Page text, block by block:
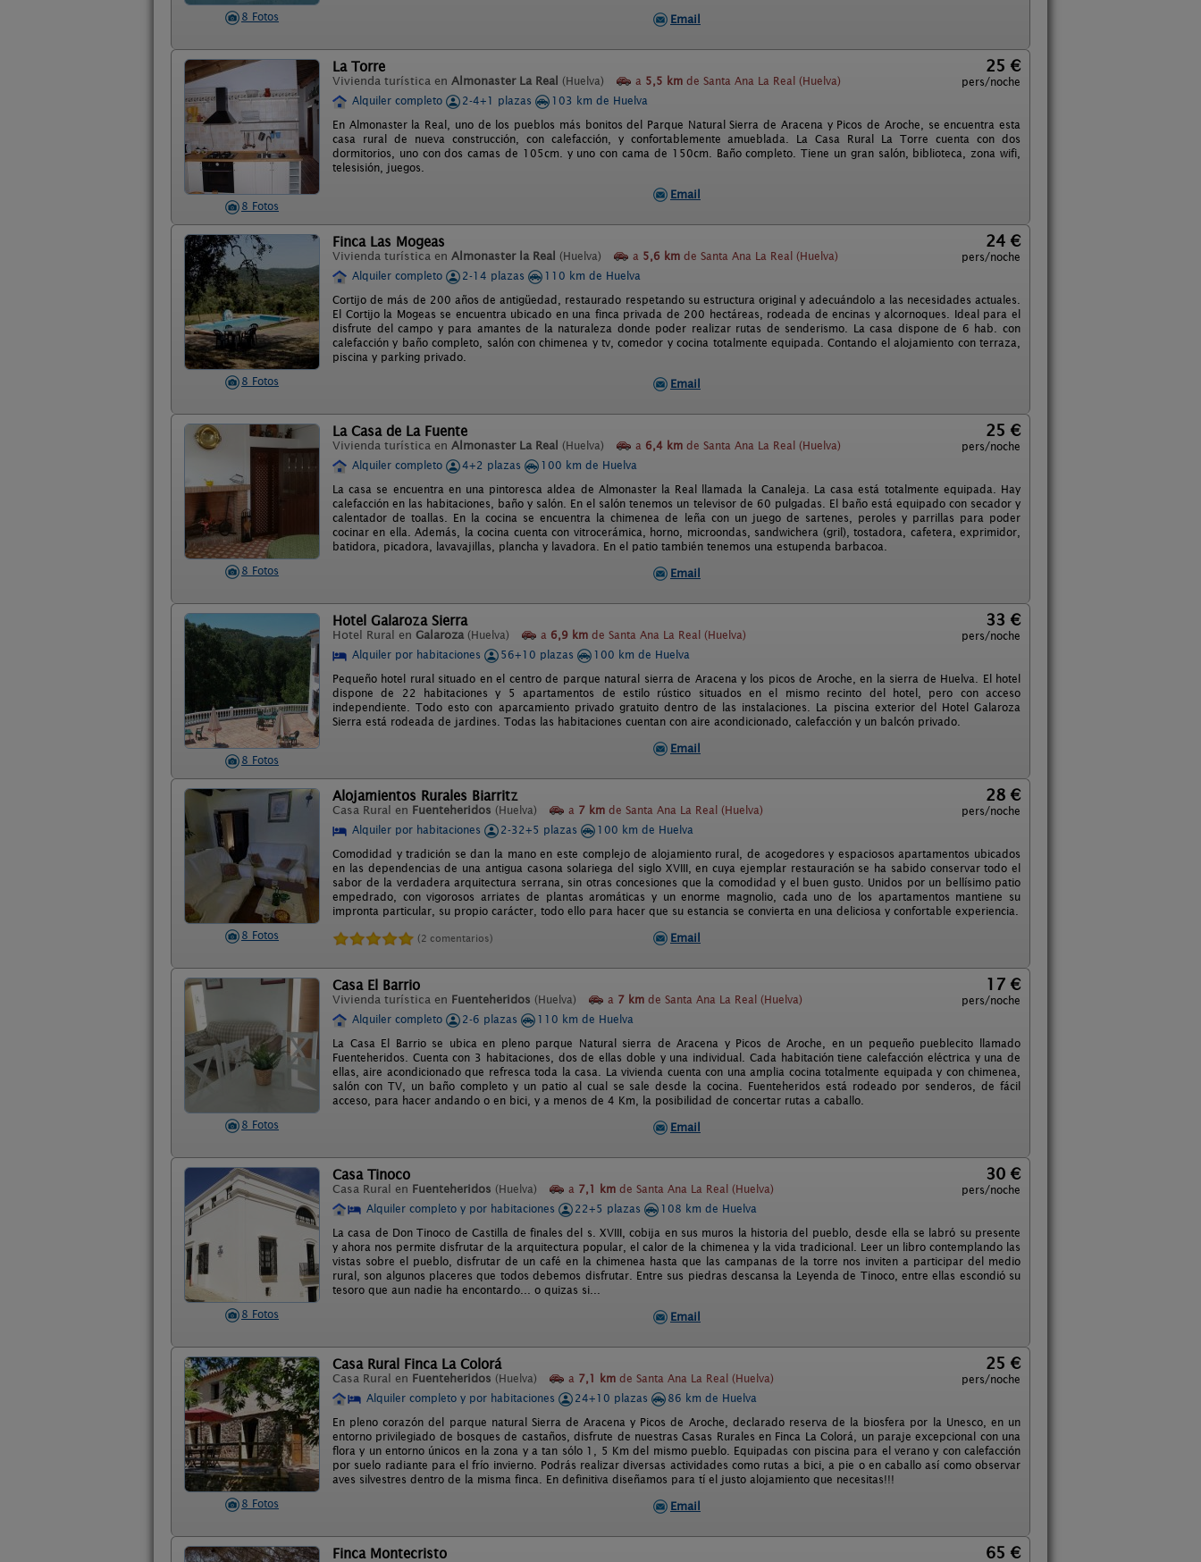
8 Fotos
Email
8 Fotos
La Torre
Vivienda turística en Almonaster La Real (Huelva) a 5,5 km de Santa Ana La Real (Huelva)
25 €
pers/noche
Alquiler completo
2-4+1 plazas
103 km de Huelva
En Almonaster la Real, uno de los pueblos más bonitos del Parque Natural Sierra de Aracena y Picos de Aroche, se encuentra esta
casa rural de nueva construcción, con calefacción, y confortablemente amueblada. La Casa Rural La Torre cuenta con dos
dormitorios, uno con dos camas de 105cm. y uno con cama de 150cm. Baño completo. Tiene un gran salón, biblioteca, zona wifi,
telesisión, juegos.
Email
8 Fotos
Finca Las Mogeas
Vivienda turística en Almonaster la Real (Huelva) a 5,6 km de Santa Ana La Real (Huelva)
24 €
pers/noche
Alquiler completo
2-14 plazas
110 km de Huelva
Cortijo de más de 200 años de antigüedad, restaurado respetando su estructura original y adecuándolo a las necesidades actuales.
El Cortijo la Mogeas se encuentra ubicado en una finca privada de 200 hectáreas, rodeada de encinas y alcornoques. Ideal para el
disfrute del campo y para amantes de la naturaleza donde poder realizar rutas de senderismo. La casa dispone de 6 hab. con
calefacción y baño completo, salón con chimenea y tv, comedor y cocina totalmente equipada. Contando el alojamiento con terraza,
piscina y parking privado.
Email
8 Fotos
La Casa de La Fuente
Vivienda turística en Almonaster La Real (Huelva) a 6,4 km de Santa Ana La Real (Huelva)
25 €
pers/noche
Alquiler completo
4+2 plazas
100 km de Huelva
La casa se encuentra en una pintoresca aldea de Almonaster la Real llamada la Canaleja. La casa está totalmente equipada. Hay
calefacción en las habitaciones, baño y salón. En el salón tenemos un televisor de 60 pulgadas. El baño está equipado con secador y
calentador de toallas. En la cocina se encuentra la chimenea de leña con un juego de sartenes, peroles y parrillas para poder
cocinar en ella. Además, la cocina cuenta con vitrocerámica, horno, microondas, sandwichera (gril), tostadora, cafetera, exprimidor,
batidora, picadora, lavavajillas, plancha y lavadora. En el patio también tenemos una estupenda barbacoa.
Email
8 Fotos
Hotel Galaroza Sierra
Hotel Rural en Galaroza (Huelva) a 6,9 km de Santa Ana La Real (Huelva)
33 €
pers/noche
Alquiler por habitaciones
56+10 plazas
100 km de Huelva
Pequeño hotel rural situado en el centro de parque natural sierra de Aracena y los picos de Aroche, en la sierra de Huelva. El hotel
dispone de 22 habitaciones y 5 apartamentos de estilo rústico situados en el mismo recinto del hotel, pero con acceso
independiente. Todo esto con aparcamiento privado gratuito dentro de las instalaciones. La piscina exterior del Hotel Galaroza
Sierra está rodeada de jardines. Todas las habitaciones cuentan con aire acondicionado, calefacción y un balcón privado.
Email
8 Fotos
Alojamientos Rurales Biarritz
Casa Rural en Fuenteheridos (Huelva) a 7 km de Santa Ana La Real (Huelva)
28 €
pers/noche
Alquiler por habitaciones
2-32+5 plazas
100 km de Huelva
Comodidad y tradición se dan la mano en este complejo de alojamiento rural, de acogedores y espaciosos apartamentos ubicados
en las dependencias de una antigua casona solariega del siglo XVIII, en cuya ejemplar restauración se ha sabido conservar todo el
sabor de la verdadera arquitectura serrana, sin otras concesiones que la comodidad y el buen gusto. Unidos por un bellísimo patio
empedrado, con vigorosos arriates de plantas aromáticas y un enorme magnolio, cada uno de los apartamentos mantiene su
impronta particular, su propio carácter, todo ello para hacer que su estancia se convierta en una deliciosa y confortable experiencia.
(2 comentarios) Email
8 Fotos
Casa El Barrio
Vivienda turística en Fuenteheridos (Huelva) a 7 km de Santa Ana La Real (Huelva)
17 €
pers/noche
Alquiler completo
2-6 plazas
110 km de Huelva
La Casa El Barrio se ubica en pleno parque Natural sierra de Aracena y Picos de Aroche, en un pequeño pueblecito llamado
Fuenteheridos. Cuenta con 3 habitaciones, dos de ellas doble y una individual. Cada habitación tiene calefacción eléctrica y una de
ellas, aire acondicionado que refresca toda la casa. La vivienda cuenta con una amplia cocina totalmente equipada y con chimenea,
salón con TV, un baño completo y un patio al cual se sale desde la cocina. Fuenteheridos está rodeado por senderos, de fácil
acceso, para hacer andando o en bici, y a menos de 4 Km, la posibilidad de concertar rutas a caballo.
Email
8 Fotos
Casa Tinoco
Casa Rural en Fuenteheridos (Huelva) a 7,1 km de Santa Ana La Real (Huelva)
30 €
pers/noche
Alquiler completo y por habitaciones
22+5 plazas
108 km de Huelva
La casa de Don Tinoco de Castilla de finales del s. XVIII, cobija en sus muros la historia del pueblo, desde ella se labró su presente
y ahora nos permite disfrutar de la arquitectura popular, el calor de la chimenea y la vida tradicional. Leer un libro contemplando las
vistas sobre el pueblo, disfrutar de un café en la chimenea hasta que las campanas de la torre nos inviten a participar del medio
rural, son algunos placeres que todos debemos disfrutar. Entre sus piedras descansa la Leyenda de Tinoco, entre ellas escondió su
tesoro que aun nadie ha encontardo... o quizas si...
Email
8 Fotos
Casa Rural Finca La Colorá
Casa Rural en Fuenteheridos (Huelva) a 7,1 km de Santa Ana La Real (Huelva)
25 €
pers/noche
Alquiler completo y por habitaciones
24+10 plazas
86 km de Huelva
En pleno corazón del parque natural Sierra de Aracena y Picos de Aroche, declarado reserva de la biosfera por la Unesco, en un
entorno privilegiado de bosques de castaños, disfrute de nuestras Casas Rurales en Finca La Colorá, un paraje excepcional con una
flora y un entorno únicos en la zona y a tan sólo 1, 5 Km del mismo pueblo. Equipadas con piscina para el verano y con calefacción
por suelo radiante para el frío invierno. Podrás realizar diversas actividades como rutas a bici, a pie o en caballo así como observar
aves silvestres dentro de la misma finca. En definitiva diseñamos para tí el justo alojamiento que necesitas!!!
Email
Finca Montecristo 65 €